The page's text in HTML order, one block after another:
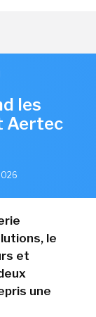
les
Aertec
le
et
une